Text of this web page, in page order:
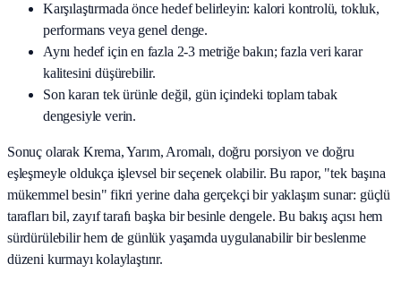
Karşılaştırmada önce hedef belirleyin: kalori kontrolü, tokluk,
performans veya genel denge.
Aynı hedef için en fazla 2-3 metriğe bakın; fazla veri karar
kalitesini düşürebilir.
Son kararı tek ürünle değil, gün içindeki toplam tabak
dengesiyle verin.
Sonuç olarak Krema, Yarım, Aromalı, doğru porsiyon ve doğru
eşleşmeyle oldukça işlevsel bir seçenek olabilir. Bu rapor, "tek başına
mükemmel besin" fikri yerine daha gerçekçi bir yaklaşım sunar: güçlü
tarafları bil, zayıf tarafı başka bir besinle dengele. Bu bakış açısı hem
sürdürülebilir hem de günlük yaşamda uygulanabilir bir beslenme
düzeni kurmayı kolaylaştırır.